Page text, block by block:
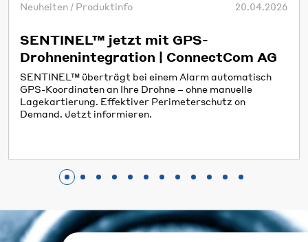
Neuheiten / Produktinfo 20.04.2026
SENTINEL™ jetzt mit GPS-
Drohnenintegration | ConnectCom AG
SENTINEL™ überträgt bei einem Alarm automatisch
GPS-Koordinaten an Ihre Drohne – ohne manuelle
Lagekartierung. Effektiver Perimeterschutz on
Demand. Jetzt informieren.